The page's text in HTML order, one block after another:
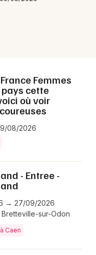
Femmes
cette
où voir
08/2026
- Entree -
→ 27/09/2026
sur-Odon
Caen